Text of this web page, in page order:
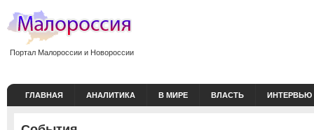
Портал Малороссии и Новороссии
ГЛАВНАЯ АНАЛИТИКА В МИРЕ ВЛАСТЬ ИНТЕРВЬЮ